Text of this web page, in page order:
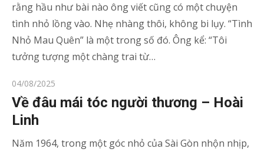
rằng hầu như bài nào ông viết cũng có một chuyện
tình nhỏ lồng vào. Nhẹ nhàng thôi, không bi lụy. “Tình
Nhỏ Mau Quên” là một trong số đó. Ông kể: “Tôi
tưởng tượng một chàng trai từ…
Posted
on
04/08/2025
Về đâu mái tóc người thương – Hoài
Linh
Năm 1964, trong một góc nhỏ của Sài Gòn nhộn nhịp,